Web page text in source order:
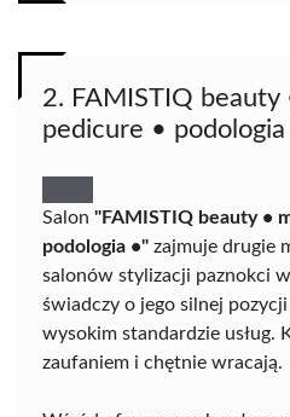
2. FAMISTIQ beauty
pedicure • podologia
Salon "FAMISTIQ beauty •
podologia •" zajmuje drugie
salonów stylizacji paznokci
świadczy o jego silnej
wysokim standardzie usług.
zaufaniem i chętnie wracają.